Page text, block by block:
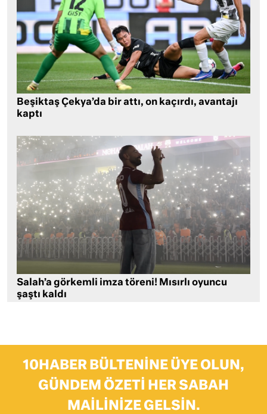
Beşiktaş Çekya’da bir attı, on kaçırdı, avantajı
kaptı
Salah’a görkemli imza töreni! Mısırlı oyuncu
şaştı kaldı
10HABER BÜLTENINE ÜYE OLUN,
GÜNDEM ÖZETI HER SABAH
MAILINIZE GELSIN.